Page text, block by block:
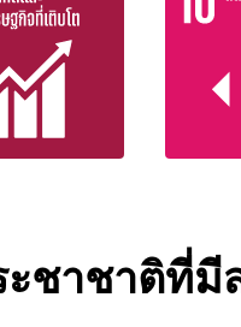
ชาชาติที่มี